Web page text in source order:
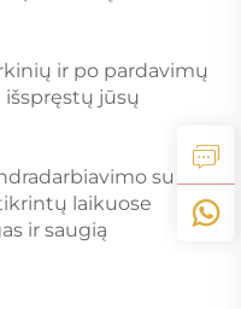
ir po pardavimų
jūsų
su jūrų
laikuose
ir saugią